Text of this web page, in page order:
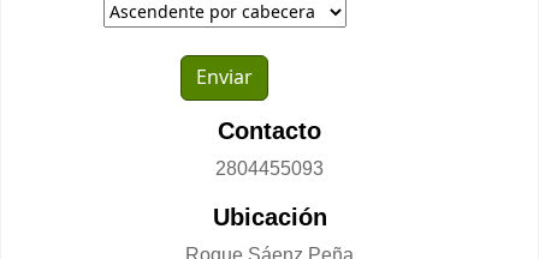
Contacto
2804455093
Ubicación
Roque Sáenz Peña